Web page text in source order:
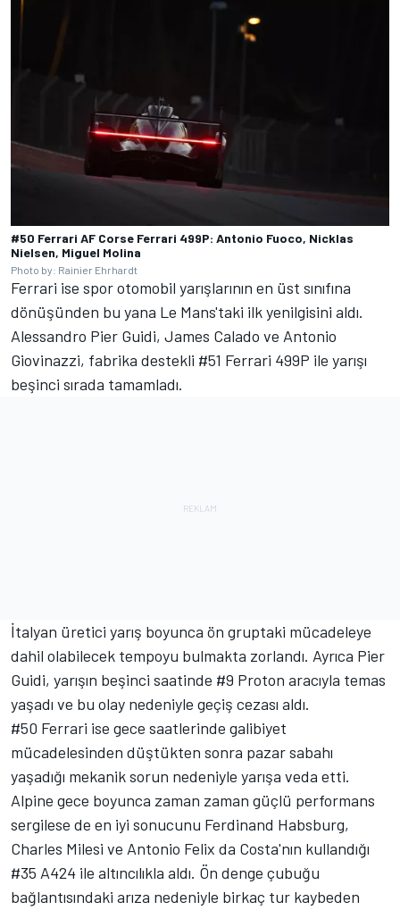
#50 Ferrari AF Corse Ferrari 499P: Antonio Fuoco, Nicklas
Nielsen, Miguel Molina
Photo by: Rainier Ehrhardt
Ferrari ise spor otomobil yarışlarının en üst sınıfına
dönüşünden bu yana Le Mans'taki ilk yenilgisini aldı.
Alessandro Pier Guidi, James Calado ve Antonio
Giovinazzi, fabrika destekli #51 Ferrari 499P ile yarışı
beşinci sırada tamamladı.
İtalyan üretici yarış boyunca ön gruptaki mücadeleye
dahil olabilecek tempoyu bulmakta zorlandı. Ayrıca Pier
Guidi, yarışın beşinci saatinde #9 Proton aracıyla temas
yaşadı ve bu olay nedeniyle geçiş cezası aldı.
#50 Ferrari ise gece saatlerinde galibiyet
mücadelesinden düştükten sonra pazar sabahı
yaşadığı mekanik sorun nedeniyle yarışa veda etti.
Alpine gece boyunca zaman zaman güçlü performans
sergilese de en iyi sonucunu Ferdinand Habsburg,
Charles Milesi ve Antonio Felix da Costa'nın kullandığı
#35 A424 ile altıncılıkla aldı. Ön denge çubuğu
bağlantısındaki arıza nedeniyle birkaç tur kaybeden